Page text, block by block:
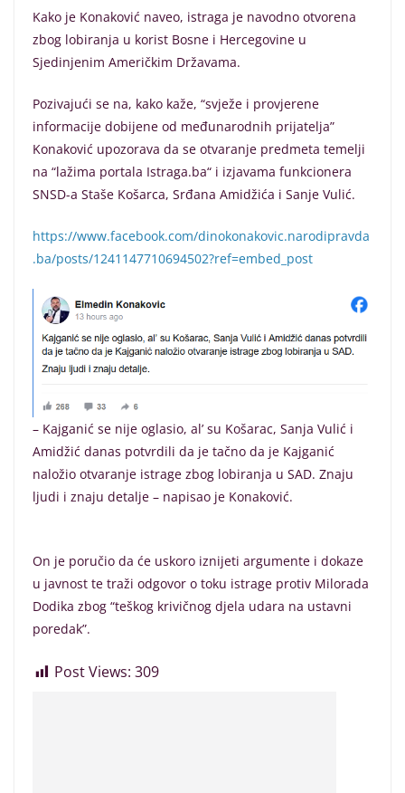
Kako je Konaković naveo, istraga je navodno otvorena
zbog lobiranja u korist Bosne i Hercegovine u
Sjedinjenim Američkim Državama.
Pozivajući se na, kako kaže, “svježe i provjerene
informacije dobijene od međunarodnih prijatelja”
Konaković upozorava da se otvaranje predmeta temelji
na “lažima portala Istraga.ba“ i izjavama funkcionera
SNSD-a Staše Košarca, Srđana Amidžića i Sanje Vulić.
https://www.facebook.com/dinokonakovic.narodipravda
.ba/posts/1241147710694502?ref=embed_post
– Kajganić se nije oglasio, al’ su Košarac, Sanja Vulić i
Amidžić danas potvrdili da je tačno da je Kajganić
naložio otvaranje istrage zbog lobiranja u SAD. Znaju
ljudi i znaju detalje – napisao je Konaković.
On je poručio da će uskoro iznijeti argumente i dokaze
u javnost te traži odgovor o toku istrage protiv Milorada
Dodika zbog “teškog krivičnog djela udara na ustavni
poredak”.
Post Views: 309